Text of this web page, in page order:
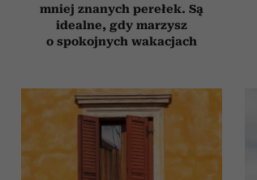
mniej znanych perełek. Są
idealne, gdy marzysz
o spokojnych wakacjach